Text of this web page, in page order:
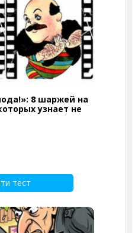
8 шаржей на
узнает не
тест